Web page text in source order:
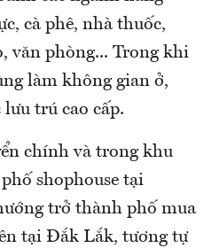
cà phê, nhà thuốc,
văn phòng... Trong khi
làm không gian ở,
trú cao cấp.
chính và trong khu
shophouse tại
trở thành phố mua
tại Đắk Lắk, tương tự